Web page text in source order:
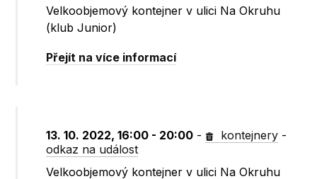
Velkoobjemový kontejner v ulici Na Okruhu
(klub Junior)
Přejít na více informací
13. 10. 2022, 16:00 - 20:00 - kontejnery -
odkaz na událost
Velkoobjemový kontejner v ulici Na Okruhu